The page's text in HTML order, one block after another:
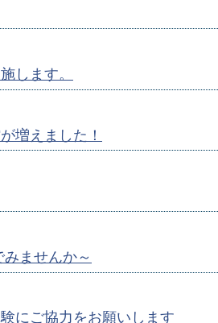
します。
増えました！
ませんか～
にご協力をお願いします